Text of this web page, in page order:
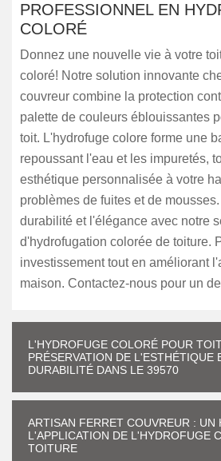
PROFESSIONNEL EN
COLORÉ
Donnez une nouvelle vie à votre
coloré! Notre solution innovante
couvreur combine la protection
palette de couleurs éblouissantes
toit. L'hydrofuge colore forme une
repoussant l'eau et les impuretés,
esthétique personnalisée à votre
problèmes de fuites et de
durabilité et l'élégance avec notre
d'hydrofugation colorée de toiture.
investissement tout en améliorant
maison. Contactez-nous pour un
L'HYDROFUGE COLORÉ POUR
PRÉSERVATION DE L'ESTHÉTIQUE
DURABILITÉ DANS LE 39570
ARTISAN FERRET COUVREUR : UN
L'APPLICATION DE L'HYDROFUGE
TOITURE